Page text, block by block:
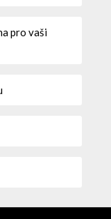
pro vaši